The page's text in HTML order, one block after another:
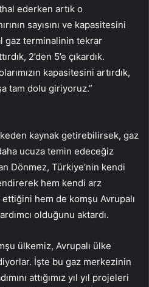
ederken artık o
sayısını ve kapasitesini
gaz terminalinin tekrar
2’den 5’e çıkardık.
kapasitesini artırdık,
tam dolu giriyoruz.”
kaynak getirebilirsek, gaz
ucuza temin edeceğiz
Dönmez, Türkiye’nin kendi
hem kendi arz
hem de komşu Avrupalı
olduğunu aktardı.
ülkemiz, Avrupalı ülke
İşte bu gaz merkezinin
attığımız yıl yıl projeleri